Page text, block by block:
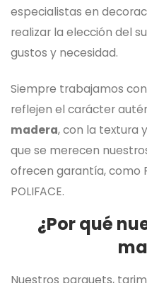
especialistas en
realizar la elección del
gustos y necesidad.
Siempre trabajamos
reflejen el carácter
madera, con la textura
que se merecen
ofrecen garantía, como
POLIFACE.
¿Por qué